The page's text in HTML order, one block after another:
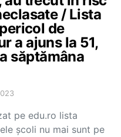
/ Lista
de
a ajuns la 51,
săptămâna
pe edu.ro lista
școli nu mai sunt pe